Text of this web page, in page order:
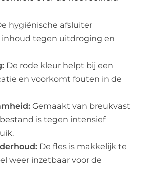
hygiënische afsluiter
tegen uitdroging en
De rode kleur helpt bij een
en voorkomt fouten in de
Gemaakt van breukvast
is tegen intensief
De fles is makkelijk te
weer inzetbaar voor de